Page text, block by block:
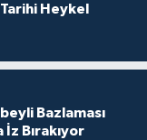
Tarihi Heykel
Bazlaması
Bırakıyor